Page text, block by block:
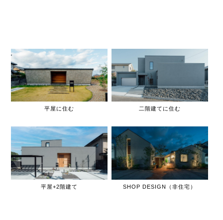
平屋に住む 二階建てに住む
平屋+2階建て SHOP DESIGN（非住宅）